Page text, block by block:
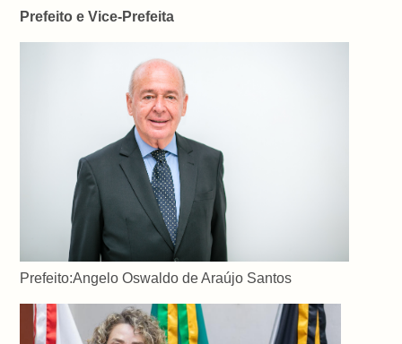
Prefeito e Vice-Prefeita
Prefeito:Angelo Oswaldo de Araújo Santos